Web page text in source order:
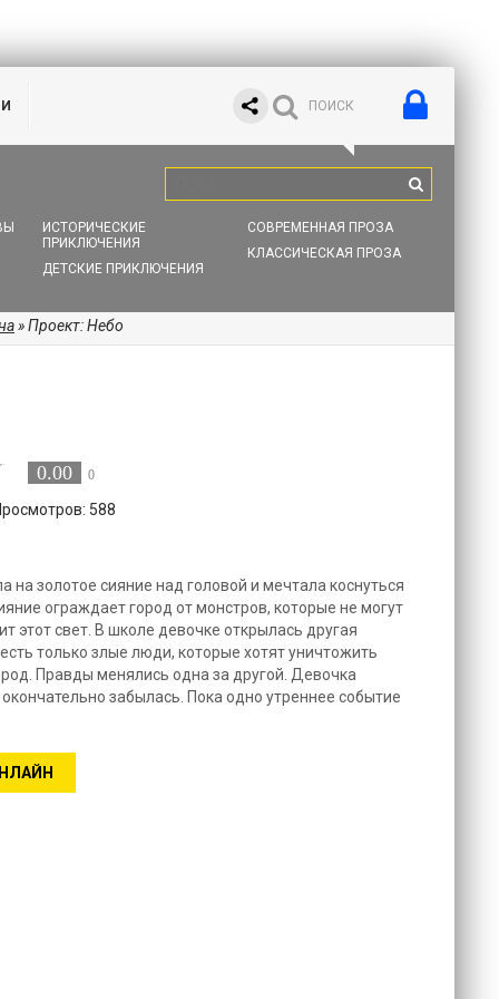
ИСТОРИЧЕСКИЕ
ПРИКЛЮЧЕНИЯ
ДЕТСКИЕ ПРИКЛЮЧЕНИЯ
СОВРЕМЕННАЯ ПРОЗА
КЛАССИЧЕСКАЯ ПРОЗА
» Проект: Небо
0.00 0
588
на золотое сияние над головой и мечтала коснуться
ограждает город от монстров, которые не могут
этот свет. В школе девочке открылась другая
только злые люди, которые хотят уничтожить
Правды менялись одна за другой. Девочка
забылась. Пока одно утреннее событие